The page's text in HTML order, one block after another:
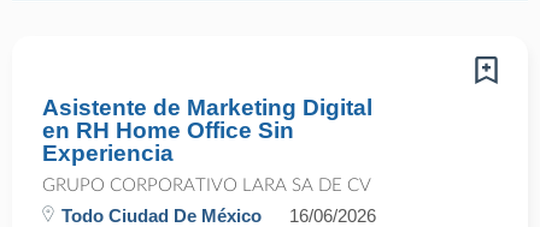
Asistente de Marketing Digital
en RH Home Office Sin
Experiencia
GRUPO CORPORATIVO LARA SA DE CV
Todo Ciudad De México 16/06/2026